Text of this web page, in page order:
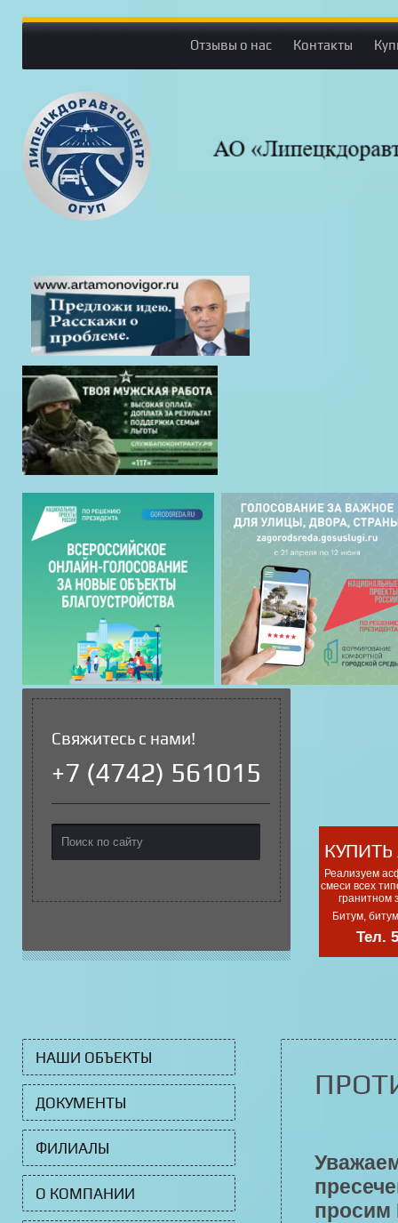
Отзывы о нас Контакты
Реализуем
смеси всех
гранитном
Битум,
Тел.
Свяжитесь с нами!
+7 (4742) 561015
просим
НАШИ ОБЪЕКТЫ
ДОКУМЕНТЫ
ФИЛИАЛЫ
О КОМПАНИИ